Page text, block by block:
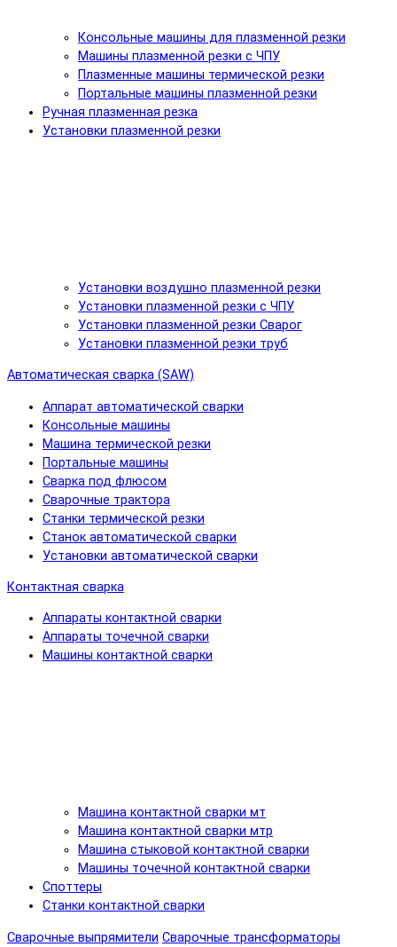
Консольные машины для плазменной резки
Машины плазменной резки с ЧПУ
Плазменные машины термической резки
Портальные машины плазменной резки
Ручная плазменная резка
Установки плазменной резки
Установки воздушно плазменной резки
Установки плазменной резки с ЧПУ
Установки плазменной резки Сварог
Установки плазменной резки труб
Автоматическая сварка (SAW)
Аппарат автоматической сварки
Консольные машины
Машина термической резки
Портальные машины
Сварка под флюсом
Сварочные трактора
Станки термической резки
Станок автоматической сварки
Установки автоматической сварки
Контактная сварка
Аппараты контактной сварки
Аппараты точечной сварки
Машины контактной сварки
Машина контактной сварки мт
Машина контактной сварки мтр
Машина стыковой контактной сварки
Машины точечной контактной сварки
Споттеры
Станки контактной сварки
Сварочные выпрямители Сварочные трансформаторы